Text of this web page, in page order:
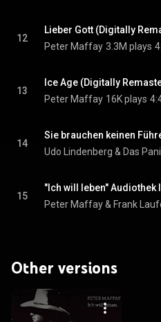
12
Lieber Gott (Digitally
Peter Maffay 3.3M plays
13
Ice Age (Digitally
Peter Maffay 16K plays
14
Sie brauchen keinen
15
"Ich will leben" Audiothek
Other versions